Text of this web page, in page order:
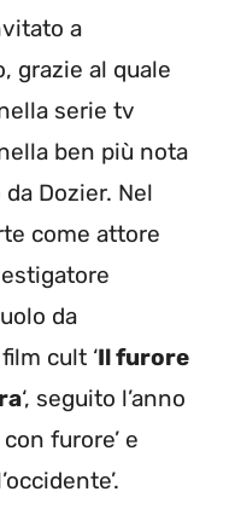
a
grazie al quale
serie tv
ben più nota
da Dozier. Nel
come attore
da
cult ‘Il furore
‘, seguito l’anno
furore’ e